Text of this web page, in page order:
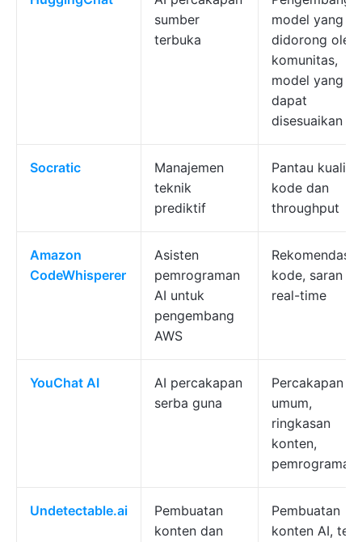
sumber
terbuka
model yang
didorong oleh
komunitas,
model yang
dapat
disesuaikan
Socratic
Manajemen
teknik
prediktif
Pantau
kode dan
throughput
Amazon
CodeWhisperer
Asisten
pemrograman
AI untuk
pengembang
AWS
Rekomendasi
kode, saran
real-time
YouChat AI
AI percakapan
serba guna
Percakapan
umum,
ringkasan
konten,
pemrograman
Undetectable.ai
Pembuatan
konten dan
Pembuatan
konten AI, teks